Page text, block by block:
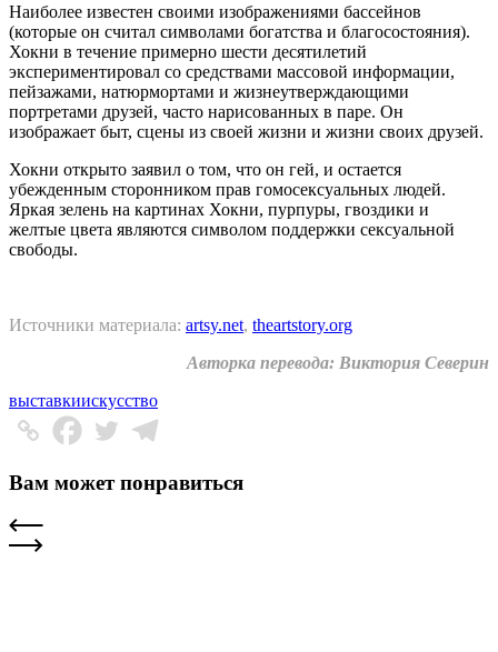
Наиболее известен своими изображениями бассейнов
(которые он считал символами богатства и благосостояния).
Хокни в течение примерно шести десятилетий
экспериментировал со средствами массовой информации,
пейзажами, натюрмортами и жизнеутверждающими
портретами друзей, часто нарисованных в паре. Он
изображает быт, сцены из своей жизни и жизни своих друзей.
Хокни открыто заявил о том, что он гей, и остается
убежденным сторонником прав гомосексуальных людей.
Яркая зелень на картинах Хокни, пурпуры, гвоздики и
желтые цвета являются символом поддержки сексуальной
свободы.
Источники материала: artsy.net, theartstory.org
Авторка перевода: Виктория Северин
выставкиискусство
Вам может понравиться